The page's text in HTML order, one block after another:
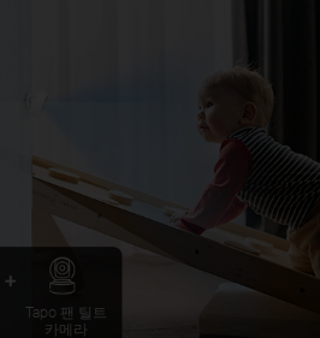
Tapo 팬 틸트
카메라